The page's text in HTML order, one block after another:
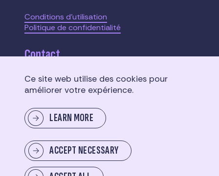
Conditions d'utilisation
Politique de confidentialité
Contact
110 W. 40th Street,
Suite 2207
Envoyer un message
Ce site web utilise des cookies pour
améliorer votre expérience.
LEARN MORE
ACCEPT NECESSARY